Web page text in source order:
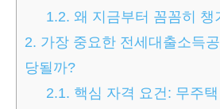
1.2. 왜 지금부터 꼼꼼히 챙
2. 가장 중요한 전세대출소득
당될까?
2.1. 핵심 자격 요건: 무주